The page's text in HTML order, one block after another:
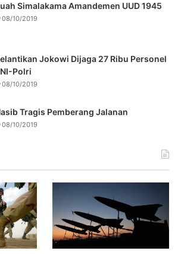
Simalakama Amandemen UUD 1945
08/10/2019
Jokowi Dijaga 27 Ribu Personel
Polri
08/10/2019
Tragis Pemberang Jalanan
08/10/2019